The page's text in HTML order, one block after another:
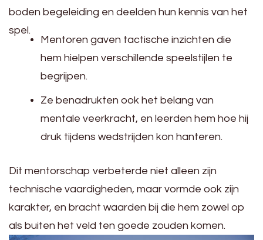
boden begeleiding en deelden hun kennis van het
spel.
Mentoren gaven tactische inzichten die
hem hielpen verschillende speelstijlen te
begrijpen.
Ze benadrukten ook het belang van
mentale veerkracht, en leerden hem hoe hij
druk tijdens wedstrijden kon hanteren.
Dit mentorschap verbeterde niet alleen zijn
technische vaardigheden, maar vormde ook zijn
karakter, en bracht waarden bij die hem zowel op
als buiten het veld ten goede zouden komen.